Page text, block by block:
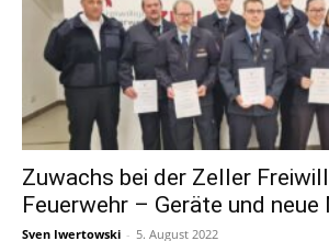
Zuwachs bei der Zeller
Feuerwehr – Geräte und
Sven Iwertowski - 5. August 2022